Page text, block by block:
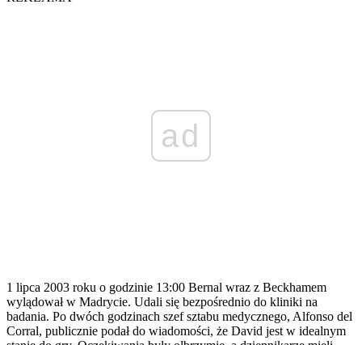
ad
1 lipca 2003 roku o godzinie 13:00 Bernal wraz z Beckhamem
wylądował w Madrycie. Udali się bezpośrednio do kliniki na
badania. Po dwóch godzinach szef sztabu medycznego, Alfonso del
Corral, publicznie podał do wiadomości, że David jest w idealnym